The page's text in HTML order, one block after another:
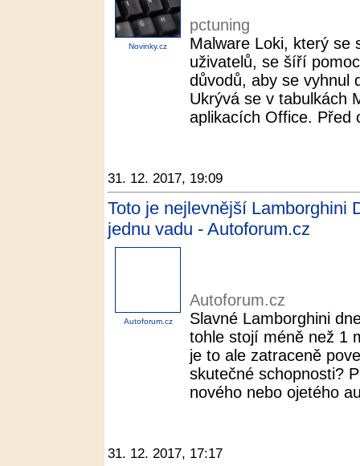
Novinky.cz
pctuning
Malware Loki, který se
uživatelů, se šíří
důvodů, aby se vyhnul
Ukrývá se v tabulkách
aplikacích Office. Před
31. 12. 2017, 19:09
Toto je nejlevnější Lamborghini
jednu vadu - Autoforum.cz
Autoforum.cz
Autoforum.cz
Slavné Lamborghini
tohle stojí méně než 1
je to ale zatraceně
skutečné schopnosti?
nového nebo ojetého
31. 12. 2017, 17:17